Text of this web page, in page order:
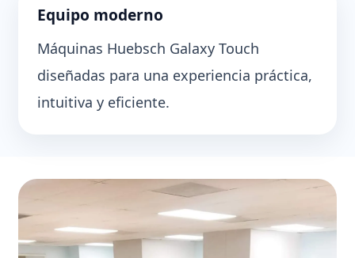
Equipo moderno
Máquinas Huebsch Galaxy Touch
diseñadas para una experiencia práctica,
intuitiva y eficiente.